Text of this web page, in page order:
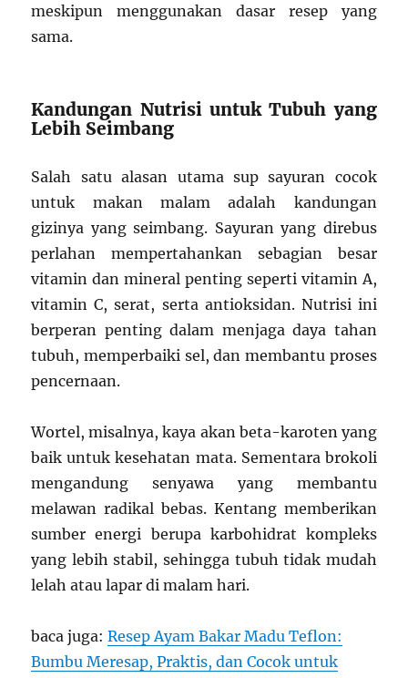
meskipun menggunakan dasar resep yang
sama.
Kandungan Nutrisi untuk Tubuh yang
Lebih Seimbang
Salah satu alasan utama sup sayuran cocok
untuk makan malam adalah kandungan
gizinya yang seimbang. Sayuran yang direbus
perlahan mempertahankan sebagian besar
vitamin dan mineral penting seperti vitamin A,
vitamin C, serat, serta antioksidan. Nutrisi ini
berperan penting dalam menjaga daya tahan
tubuh, memperbaiki sel, dan membantu proses
pencernaan.
Wortel, misalnya, kaya akan beta-karoten yang
baik untuk kesehatan mata. Sementara brokoli
mengandung senyawa yang membantu
melawan radikal bebas. Kentang memberikan
sumber energi berupa karbohidrat kompleks
yang lebih stabil, sehingga tubuh tidak mudah
lelah atau lapar di malam hari.
baca juga:Resep Ayam Bakar Madu Teflon:
Bumbu Meresap, Praktis, dan Cocok untuk